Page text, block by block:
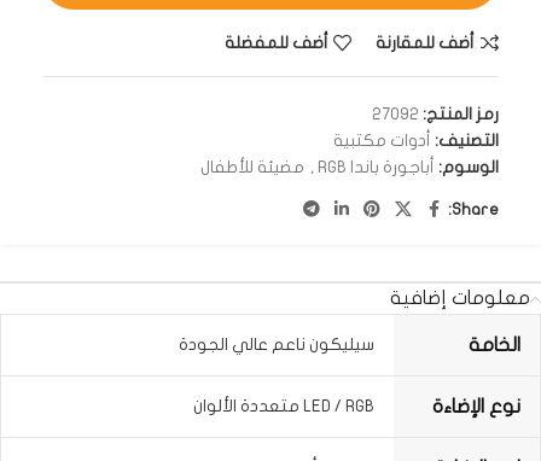
أضف للمقارنة أضف للمفضلة
رمز المنتج: 27092
التصنيف: أدوات مكتبية
الوسوم: أباجورة باندا RGB , مضيئة للأطفال
Share:
معلومات إضافية
الخامة سيليكون ناعم عالي الجودة
نوع الإضاءة LED / RGB متعددة الألوان